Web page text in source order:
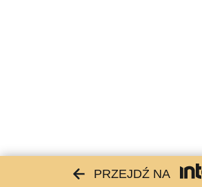
PRZEJDŹ NA